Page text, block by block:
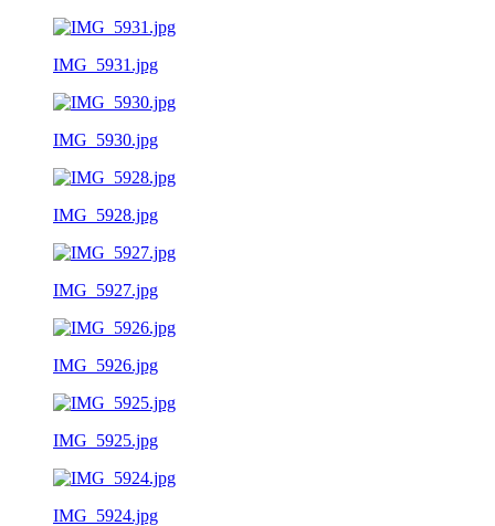
IMG_5931.jpg
IMG_5930.jpg
IMG_5928.jpg
IMG_5927.jpg
IMG_5926.jpg
IMG_5925.jpg
IMG_5924.jpg